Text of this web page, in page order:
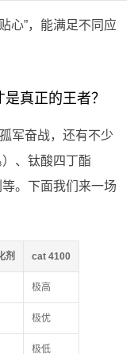
心”，能满足不同应
真正的王者？
军奋战，还有不少
）、钛酸四丁酯
。下面我们来一场
剂 cat 4100
极高
极优
极低